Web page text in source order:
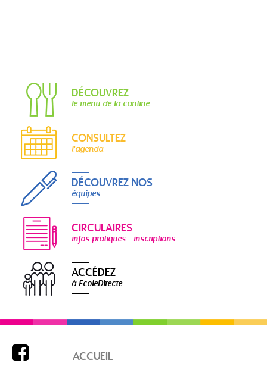
DÉCOUVREZ
le menu de la cantine
CONSULTEZ
l'agenda
DÉCOUVREZ NOS
équipes
CIRCULAIRES
infos pratiques - inscriptions
ACCÉDEZ
à EcoleDirecte
 ACCUEIL